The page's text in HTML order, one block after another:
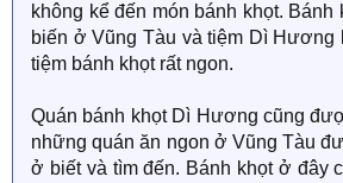
không kể đến món bánh khọt. Bánh
biến ở Vũng Tàu và tiệm Dì Hương
tiệm bánh khọt rất ngon.
Quán bánh khọt Dì Hương cũng
những quán ăn ngon ở Vũng Tàu
ở biết và tìm đến. Bánh khọt ở đây